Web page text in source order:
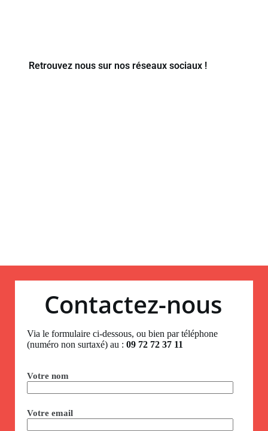
Retrouvez nous sur nos réseaux sociaux !
Contactez-nous
Via le formulaire ci-dessous, ou bien par téléphone
(numéro non surtaxé) au : 09 72 72 37 11
Votre nom
Votre email